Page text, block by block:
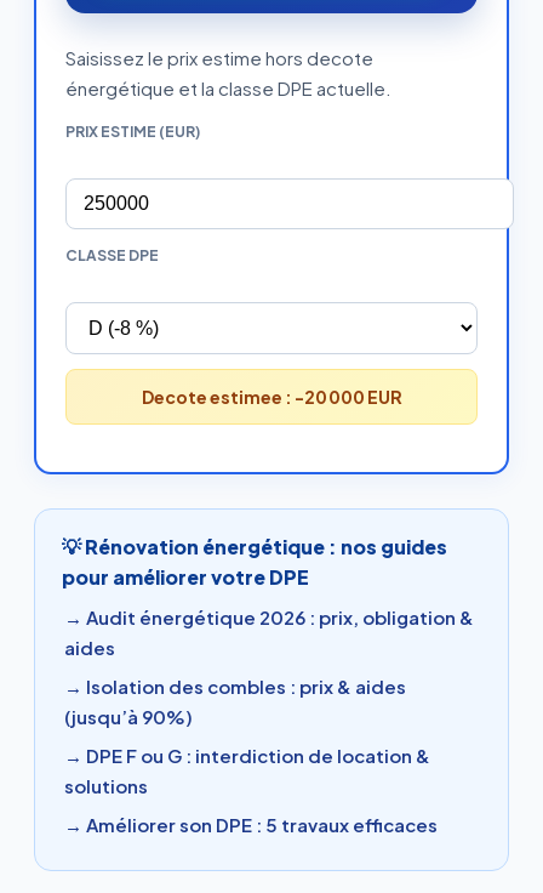
Saisissez le prix estime hors decote
énergétique et la classe DPE actuelle.
PRIX ESTIME (EUR)
CLASSE DPE
Decote estimee : -20 000 EUR
💡 Rénovation énergétique : nos guides
pour améliorer votre DPE
→ Audit énergétique 2026 : prix, obligation &
aides
→ Isolation des combles : prix & aides
(jusqu’à 90%)
→ DPE F ou G : interdiction de location &
solutions
→ Améliorer son DPE : 5 travaux efficaces